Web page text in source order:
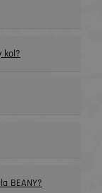
kol?
BEANY?